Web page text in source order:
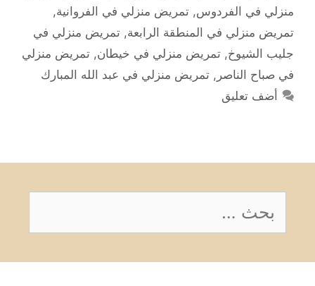
منزلي في الفردوس, تمريض منزلي في الفروانية,
تمريض منزلي في المنطقة الرابعة, تمريض منزلي في
جليب الشيوخ, تمريض منزلي في خيطان, تمريض منزلي
في صباح الناصر , تمريض منزلي في عبد الله المبارك
أضف تعليق
عن: